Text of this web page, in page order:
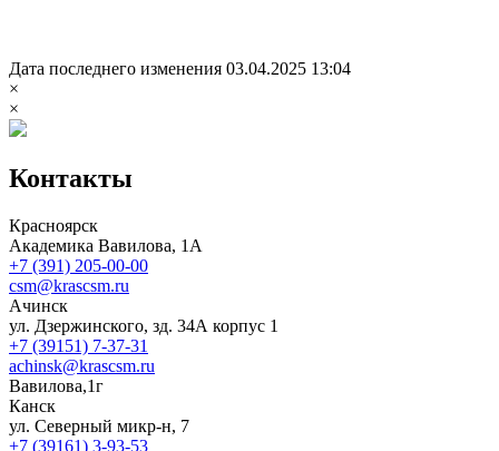
Дата последнего изменения 03.04.2025 13:04
×
×
Контакты
Красноярск
Академика Вавилова, 1А
+7 (391) 205-00-00
csm@krascsm.ru
Ачинск
ул. Дзержинского, зд. 34А корпус 1
+7 (39151) 7-37-31
achinsk@krascsm.ru
Вавилова,1г
Канск
ул. Северный микр-н, 7
+7 (39161) 3-93-53